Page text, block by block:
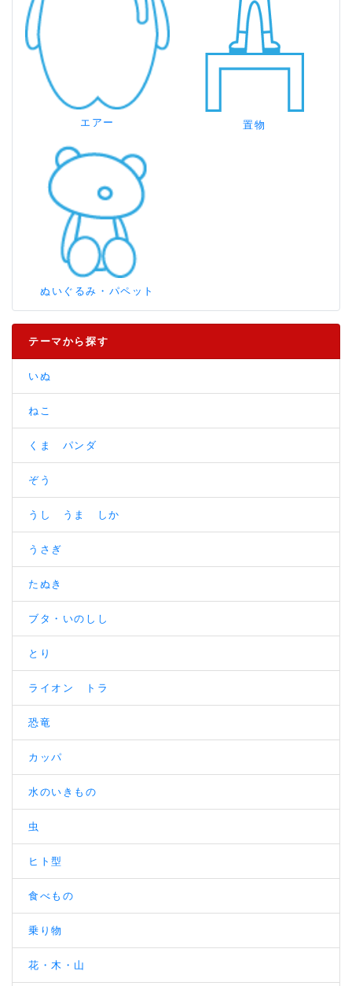
エアー 置物
ぬいぐるみ・パペット
テーマから探す
いぬ
ねこ
くま パンダ
ぞう
うし うま しか
うさぎ
たぬき
ブタ・いのしし
とり
ライオン トラ
恐竜
カッパ
水のいきもの
虫
ヒト型
食べもの
乗り物
花・木・山